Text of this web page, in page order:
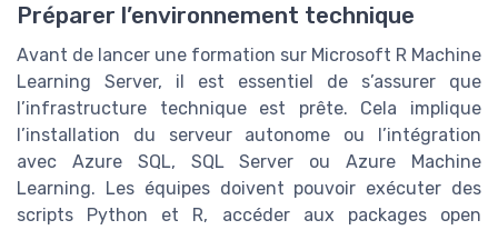
Préparer l’environnement technique
Avant de lancer une formation sur Microsoft R Machine
Learning Server, il est essentiel de s’assurer que
l’infrastructure technique est prête. Cela implique
l’installation du serveur autonome ou l’intégration
avec Azure SQL, SQL Server ou Azure Machine
Learning. Les équipes doivent pouvoir exécuter des
scripts Python et R, accéder aux packages open